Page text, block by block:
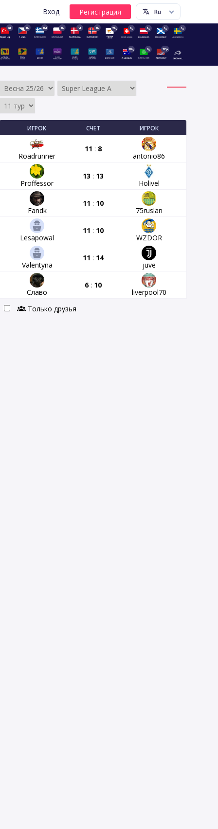
Вход
8д 1д 15д 1д 1д 1д 23д 2д 1д 1д 1д
70д 6д 153д
ИГРОК СЧЕТ ИГРОК
Roadrunner
11 : 8
antonio86
Proffessor
13 : 13
Holivel
Fandk
11 : 10
75ruslan
Lesapowal
11 : 10
WZDOR
Valentyna
11 : 14
juve
Славо
6: 10
liverpool70
Только друзья